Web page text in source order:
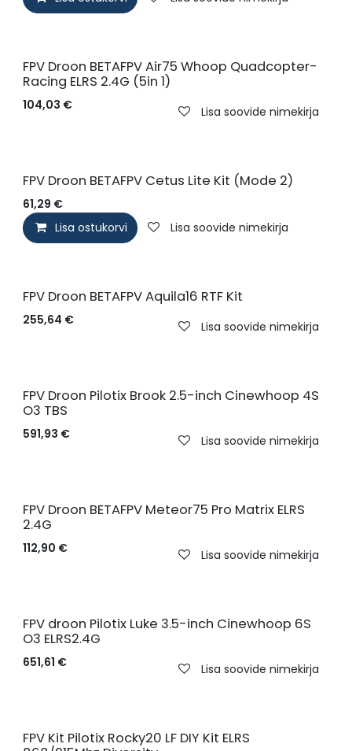
FPV Droon BETAFPV Air75 Whoop Quadcopter-
Racing ELRS 2.4G (5in 1)
104,03 € Lisa soovide nimekirja
FPV Droon BETAFPV Cetus Lite Kit (Mode 2)
61,29 €
Lisa ostukorvi
Lisa soovide nimekirja
FPV Droon BETAFPV Aquila16 RTF Kit
255,64 € Lisa soovide nimekirja
FPV Droon Pilotix Brook 2.5-inch Cinewhoop 4S
O3 TBS
591,93 € Lisa soovide nimekirja
FPV Droon BETAFPV Meteor75 Pro Matrix ELRS
2.4G
112,90 € Lisa soovide nimekirja
Uus!
FPV droon Pilotix Luke 3.5-inch Cinewhoop 6S
O3 ELRS2.4G
651,61 € Lisa soovide nimekirja
Uus!
FPV Kit Pilotix Rocky20 LF DIY Kit ELRS